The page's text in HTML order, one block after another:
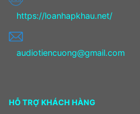
https://loanhapkhau.net/
audiotiencuong@gmail.com
HỖ TRỢ KHÁCH HÀNG